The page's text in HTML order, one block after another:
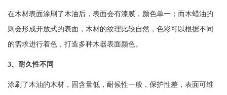
在木材表面涂刷了木油后，表面会有漆膜，颜色单一；而木蜡油的
则会形成开放式的表面，木材的纹理比较自然，色彩可以根据不同
的需求进行着色，打造多种木器表面颜色。
3、耐久性不同
涂刷了木油的木材，固含量低，耐候性一般，保护性差，表面可维